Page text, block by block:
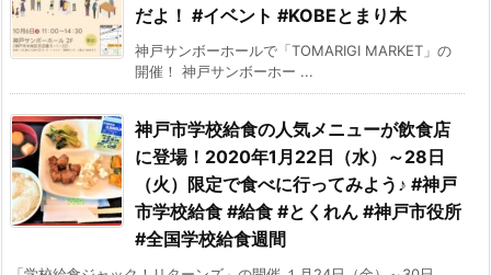
だよ！ #イベント #KOBEとまり木
神戸サンボーホールで「TOMARIGI MARKET」の
開催！ 神戸サンボーホー ...
神戸市学校給食の人気メニューが飲食店
に登場！2020年1月22日（水）～28日
（火）限定で食べに行ってみよう♪ #神戸
市学校給食 #給食 #とくれん #神戸市役所
#全国学校給食週間